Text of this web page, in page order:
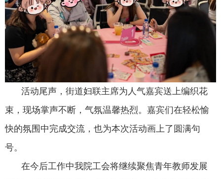
活动尾声，街道妇联主席为人气嘉宾送上编织花
束，现场掌声不断，气氛温馨热烈。嘉宾们在轻松愉
快的氛围中完成交流，也为本次活动画上了圆满句
号。
在今后工作中我院工会将继续聚焦青年教师发展